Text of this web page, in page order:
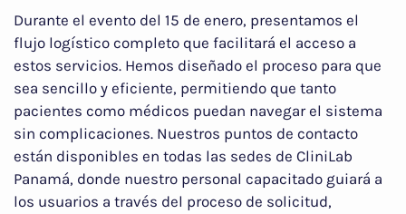
Durante el evento del 15 de enero, presentamos el
flujo logístico completo que facilitará el acceso a
estos servicios. Hemos diseñado el proceso para que
sea sencillo y eficiente, permitiendo que tanto
pacientes como médicos puedan navegar el sistema
sin complicaciones. Nuestros puntos de contacto
están disponibles en todas las sedes de CliniLab
Panamá, donde nuestro personal capacitado guiará a
los usuarios a través del proceso de solicitud,